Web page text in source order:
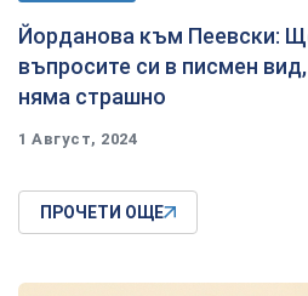
Йорданова към Пеевски:
въпросите си в писмен
няма страшно
1 Август, 2024
ПРОЧЕТИ ОЩЕ